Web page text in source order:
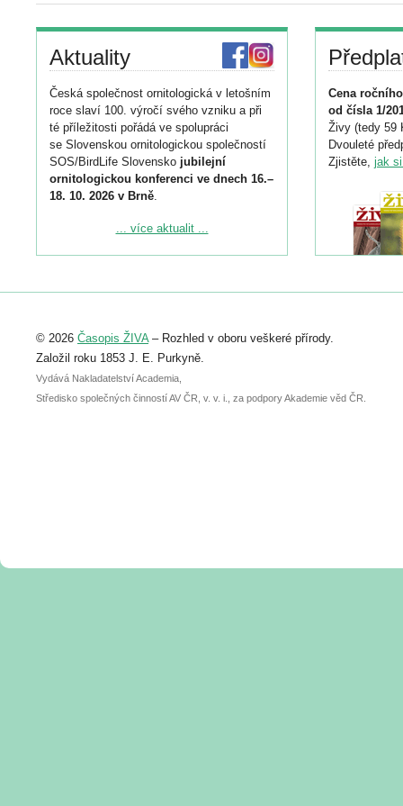
Aktuality
Česká společnost ornitologická v letošním
roce slaví 100. výročí svého vzniku a při
té příležitosti pořádá ve spolupráci
se Slovenskou ornitologickou společností
SOS/BirdLife Slovensko jubilejní
ornitologickou konferenci ve dnech 16.–
18. 10. 2026 v Brně.
Podrobnější informace ke konferenci
Registrovat se můžete do 6. září.
abstraktu přihlášené přednášky nebo
posteru je už 30. června.
... více aktualit ...
Cena
od čísla 1/
Živy (tedy 59
Dvouleté
Zjistěte, jak
© 2026 Časopis ŽIVA– Rozhled v oboru veškeré přírody.
Založil roku 1853 J. E. Purkyně.
Vydává Nakladatelství Academia,
Středisko společných činností AV ČR, v. v. i., za podpory Akademie věd ČR.